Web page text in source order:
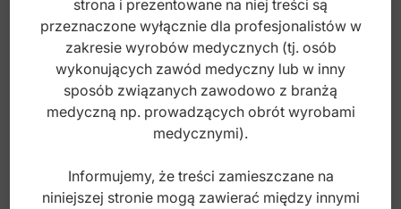
Tarka do stóp
Uchwyty do ostrzy dłutowych
Uchwyty do skalpeli
Przecinak do pierścionków
13,00zł
brutto
strona i prezentowane na niej treści są
przeznaczone wyłącznie dla profesjonalistów w
zakresie wyrobów medycznych (tj. osób
wykonujących zawód medyczny lub w inny
sposób związanych zawodowo z branżą
medyczną np. prowadzących obrót wyrobami
medycznymi).
Informujemy, że treści zamieszczane na
niniejszej stronie mogą zawierać między innymi